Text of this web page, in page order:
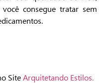
consegue tratar sem
SiteArquitetando Estilos.